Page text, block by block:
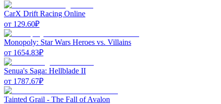
CarX Drift Racing Online
от 129.60₽
Monopoly: Star Wars Heroes vs. Villains
от 1654.83₽
Senua's Saga: Hellblade II
от 1787.67₽
Tainted Grail - The Fall of Avalon